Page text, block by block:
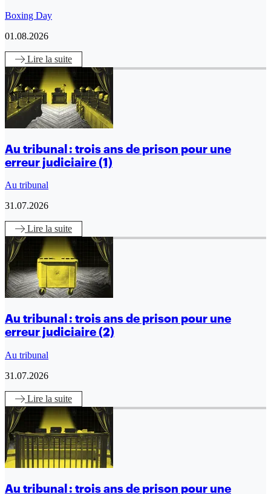
Boxing Day
01.08.2026
Lire la suite
Au tribunal : trois ans de prison pour une
erreur judiciaire (1)
Au tribunal
31.07.2026
Lire la suite
Au tribunal : trois ans de prison pour une
erreur judiciaire (2)
Au tribunal
31.07.2026
Lire la suite
Au tribunal : trois ans de prison pour une